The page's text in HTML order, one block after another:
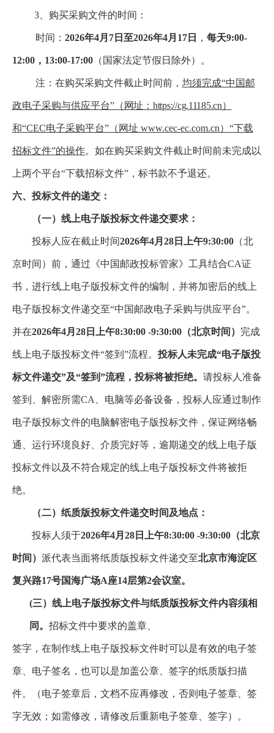
3、购买采购文件的时间：
时间： 2026年4月7日至2026年4月17日 ， 每天9:00-
12:00，13:00-17:00 （国家法定节假日除外）。
注：在购买采购文件截止时间前， 均须完成“中国邮
政电子采购与供应平台” （网址：https://cg.11185.cn）
和“CEC电子采购平台”（网址 www.cec-ec.com.cn）“下载
招标文件”的操作。如在购买采购文件截止时间前未完成以
上两个平台“下载招标文件”，标书款不予退还。
六、投标文件的递交：
（一）线上电子版投标文件递交要求：
投标人应在截止时间2026年4月28日上午9:30:00 （北
京时间）前，通过《中国邮政投标管家》工具结合CA证
书，进行线上电子版投标文件的编制，并将加密后的线上
电子版投标文件递交至“中国邮政电子采购与供应平台”。
并在2026年4月28日上午8:30:00 -9:30:00（北京时间） 完成
线上电子版投标文件“签到”流程。 投标人未完成“电子版投
标文件递交”及“签到”流程，投标将被拒绝。 请投标人准备
签到、解密所需CA、电脑等必备设备，投标人应通过制作
电子版投标文件的电脑解密电子版投标文件，保证网络畅
通、运行环境良好、介质完好等，逾期递交的线上电子版
投标文件以及不符合规定的线上电子版投标文件将被拒
绝。
（二）纸质版投标文件递交时间及地点：
投标人须于2026年4月28日上午8:30:00 -9:30:00（北京
时间） 派代表当面将纸质版投标文件递交至北京市海淀区
复兴路17号国海广场A座14层第2会议室。
(三）线上电子版投标文件与纸质版投标文件内容须相
同。 招标文件中要求的盖章、
签字，在制作线上电子版投标文件时可以是有效的电子签
章、电子签名，也可以是加盖公章、签字的纸质版扫描
件。（电子签章后，文档不应再修改，否则电子签章、签
字无效；如需修改，请修改后重新电子签章、签字）。